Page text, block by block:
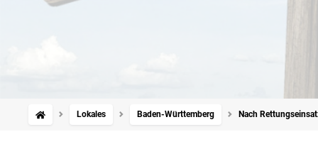
Lokales Baden-Württemberg Nach